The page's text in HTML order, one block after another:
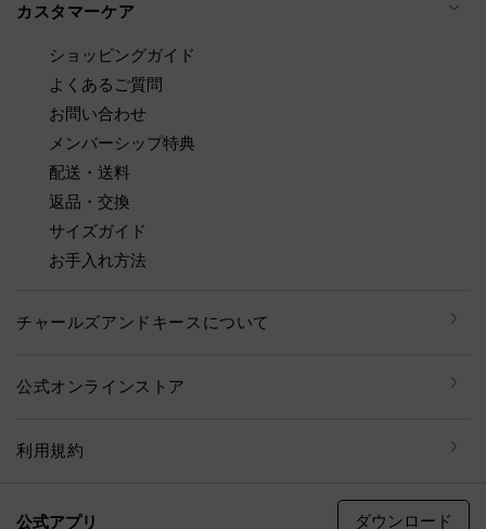
カスタマーケア
ショッピングガイド
よくあるご質問
お問い合わせ
メンバーシップ特典
配送・送料
返品・交換
サイズガイド
お手入れ方法
チャールズアンドキースについて
公式オンラインストア
利用規約
公式アプリ ダウンロード